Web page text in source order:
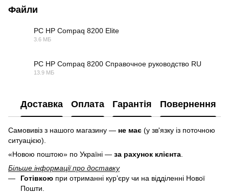
Файли
PC HP Compaq 8200 Elite
3.6 МБ
PC HP Compaq 8200 Справочное руководство RU
13.9 МБ
Доставка Оплата Гарантія Повернення
Самовивіз з нашого магазину — не має (у зв'язку із поточною
ситуацією).
«Новою поштою» по Україні — за рахунок клієнта
Більше інформації про доставку
Готівкою при отриманні кур’єру чи на відділенні Нової
Пошти.